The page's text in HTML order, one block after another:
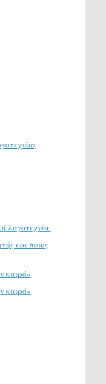
λογοτεχνία.
και ποιος
καιρό»
καιρό»